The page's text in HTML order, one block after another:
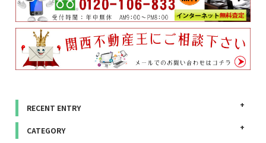
RECENT ENTRY
CATEGORY